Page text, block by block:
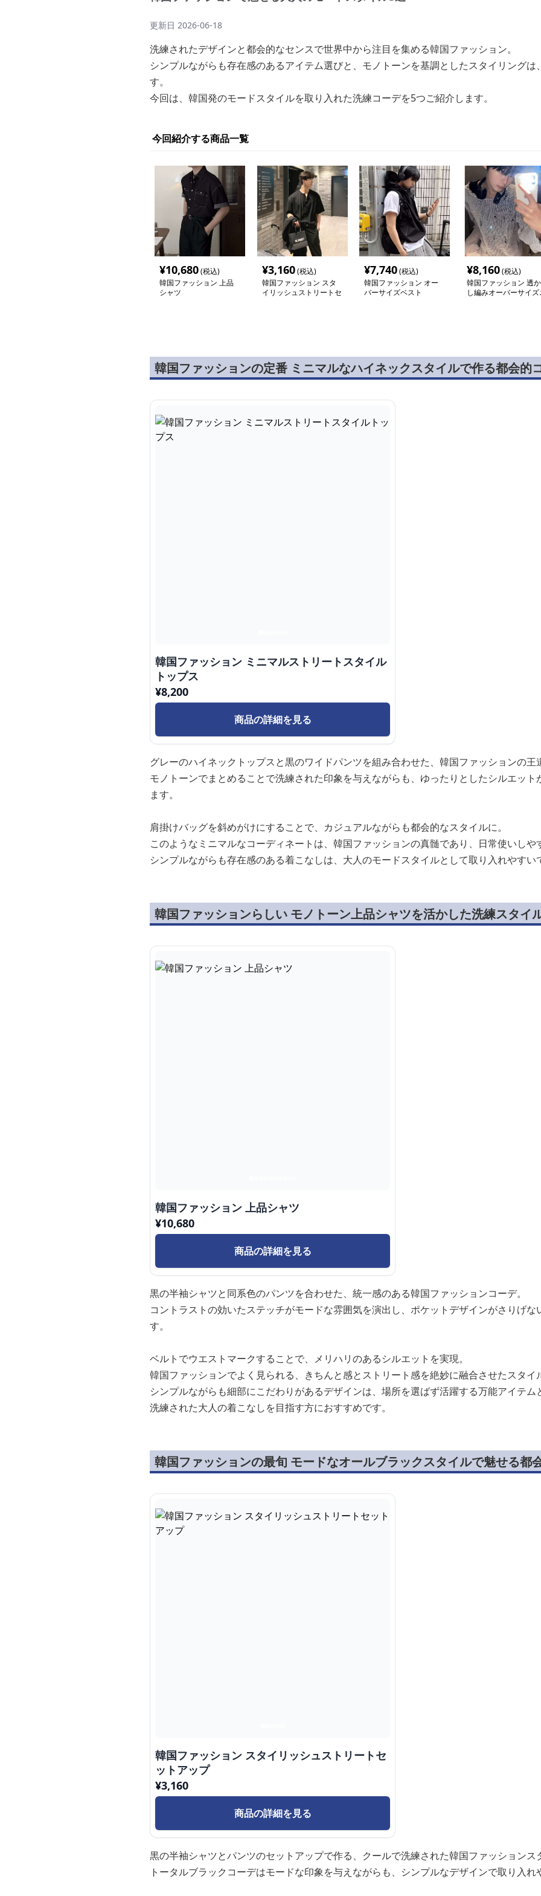
更新日 2026-06-18
洗練されたデザインと都会的なセンスで世界中から注目を集める韓国ファッション。
シンプルながらも存在感のあるアイテム選びと、モノトーンを基調としたスタイリングは
す。
今回は、韓国発のモードスタイルを取り入れた洗練コーデを5つご紹介します。
今回紹介する商品一覧
¥10,680(税込)
韓国ファッション 上品
シャツ
¥3,160(税込)
韓国ファッション スタ
イリッシュストリートセ
¥7,740(税込)
韓国ファッション オー
バーサイズベスト
¥8,160(税込)
韓国ファッション 透か
し編みオーバーサイズ
韓国ファッションの定番 ミニマルなハイネックスタイルで作る都会的
韓国ファッション ミニマルストリートスタイル
トップス
¥8,200
商品の詳細を見る
グレーのハイネックトップスと黒のワイドパンツを組み合わせた、韓国ファッションの王
モノトーンでまとめることで洗練された印象を与えながらも、ゆったりとしたシルエット
ます。
肩掛けバッグを斜めがけにすることで、カジュアルながらも都会的なスタイルに。
このようなミニマルなコーディネートは、韓国ファッションの真髄であり、日常使いしや
シンプルながらも存在感のある着こなしは、大人のモードスタイルとして取り入れやすい
韓国ファッションらしい モノトーン上品シャツを活かした洗練スタイ
韓国ファッション 上品シャツ
¥10,680
商品の詳細を見る
黒の半袖シャツと同系色のパンツを合わせた、統一感のある韓国ファッションコーデ。
コントラストの効いたステッチがモードな雰囲気を演出し、ポケットデザインがさりげな
す。
ベルトでウエストマークすることで、メリハリのあるシルエットを実現。
韓国ファッションでよく見られる、きちんと感とストリート感を絶妙に融合させたスタイ
シンプルながらも細部にこだわりがあるデザインは、場所を選ばず活躍する万能アイテム
洗練された大人の着こなしを目指す方におすすめです。
韓国ファッションの最旬 モードなオールブラックスタイルで魅せる都
韓国ファッション スタイリッシュストリートセ
ットアップ
¥3,160
商品の詳細を見る
黒の半袖シャツとパンツのセットアップで作る、クールで洗練された韓国ファッションス
トータルブラックコーデはモードな印象を与えながらも、シンプルなデザインで取り入れ